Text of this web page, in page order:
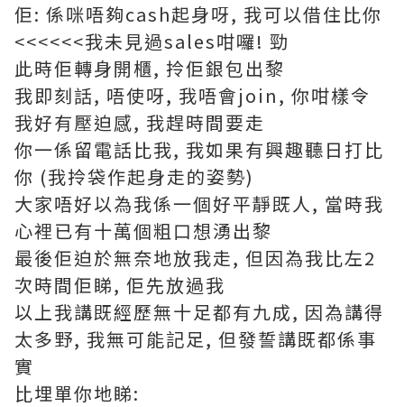
佢: 係咪唔夠cash起身呀, 我可以借住比你
<<<<<<我未見過sales咁囉! 勁
此時佢轉身開櫃, 拎佢銀包出黎
我即刻話, 唔使呀, 我唔會join, 你咁樣令
我好有壓迫感, 我趕時間要走
你一係留電話比我, 我如果有興趣聽日打比
你 (我拎袋作起身走的姿勢)
大家唔好以為我係一個好平靜既人, 當時我
心裡已有十萬個粗口想湧出黎
最後佢迫於無奈地放我走, 但因為我比左2
次時間佢睇, 佢先放過我
以上我講既經歷無十足都有九成, 因為講得
太多野, 我無可能記足, 但發誓講既都係事
實
比埋單你地睇: